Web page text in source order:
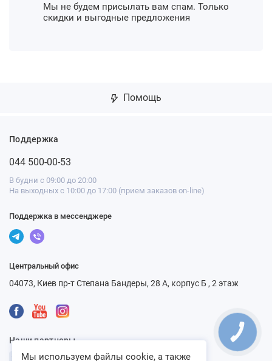
Мы не будем присылать вам спам. Только
скидки и выгодные предложения
Помощь
Поддержка
044 500-00-53
В будни с 09:00 до 20:00
На выходных с 10:00 до 17:00 (прием заказов on-line)
Поддержка в мессенджере
Центральный офис
04073, Киев пр-т Степана Бандеры, 28 А, корпус Б , 2 этаж
Наши партнеры
Мы используем файлы cookie, а также
КНОПКА
СВЯЗИ